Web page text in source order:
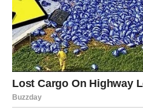
ostaviti snažan utisak na
Vaš trud, znanje i
više nego ranije. Moguće je
veću odgovornost ili priliku
može imati veliki značaj za